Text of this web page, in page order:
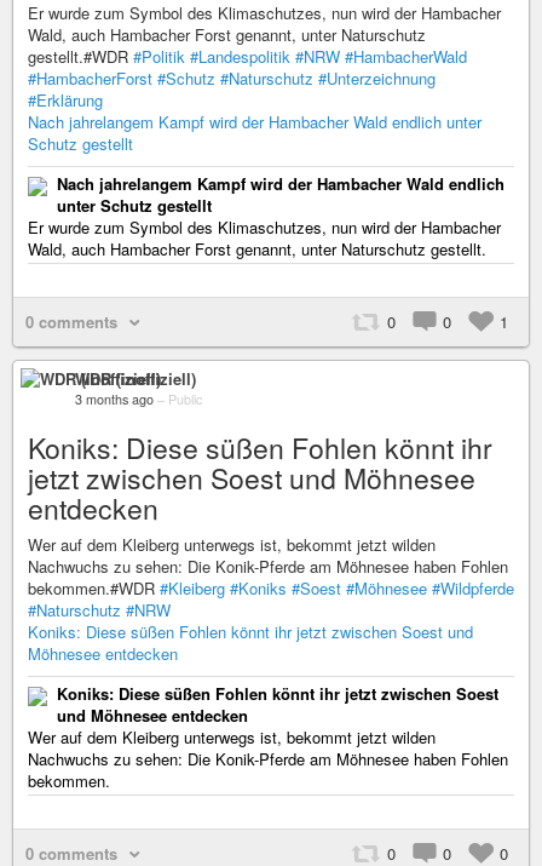
Er wurde zum Symbol des Klimaschutzes, nun wird der Hambacher
Wald, auch Hambacher Forst genannt, unter Naturschutz
gestellt.#WDR #Politik #Landespolitik #NRW #HambacherWald
#HambacherForst #Schutz #Naturschutz #Unterzeichnung
#Erklärung
Nach jahrelangem Kampf wird der Hambacher Wald endlich unter
Schutz gestellt
Nach jahrelangem Kampf wird der Hambacher Wald endlich
unter Schutz gestellt
Er wurde zum Symbol des Klimaschutzes, nun wird der Hambacher
Wald, auch Hambacher Forst genannt, unter Naturschutz gestellt.
0 comments 0 0 1
WDR (inoffiziell)
3 months ago – Public
Koniks: Diese süßen Fohlen könnt ihr
jetzt zwischen Soest und Möhnesee
entdecken
Wer auf dem Kleiberg unterwegs ist, bekommt jetzt wilden
Nachwuchs zu sehen: Die Konik-Pferde am Möhnesee haben Fohlen
bekommen.#WDR #Kleiberg #Koniks #Soest #Möhnesee #Wildpferde
#Naturschutz #NRW
Koniks: Diese süßen Fohlen könnt ihr jetzt zwischen Soest und
Möhnesee entdecken
Koniks: Diese süßen Fohlen könnt ihr jetzt zwischen Soest
und Möhnesee entdecken
Wer auf dem Kleiberg unterwegs ist, bekommt jetzt wilden
Nachwuchs zu sehen: Die Konik-Pferde am Möhnesee haben Fohlen
bekommen.
0 comments 0 0 0